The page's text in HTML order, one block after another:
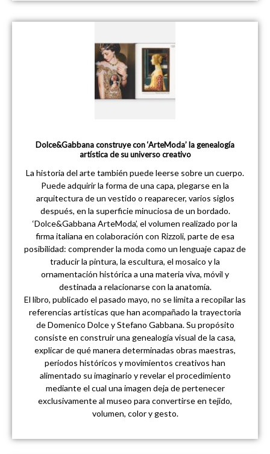
Dolce&Gabbana construye con ‘ArteModa’ la genealogía
artística de su universo creativo
La historia del arte también puede leerse sobre un cuerpo.
Puede adquirir la forma de una capa, plegarse en la
arquitectura de un vestido o reaparecer, varios siglos
después, en la superficie minuciosa de un bordado.
‘Dolce&Gabbana ArteModa’, el volumen realizado por la
firma italiana en colaboración con Rizzoli, parte de esa
posibilidad: comprender la moda como un lenguaje capaz de
traducir la pintura, la escultura, el mosaico y la
ornamentación histórica a una materia viva, móvil y
destinada a relacionarse con la anatomía.
El libro, publicado el pasado mayo, no se limita a recopilar las
referencias artísticas que han acompañado la trayectoria
de Domenico Dolce y Stefano Gabbana. Su propósito
consiste en construir una genealogía visual de la casa,
explicar de qué manera determinadas obras maestras,
periodos históricos y movimientos creativos han
alimentado su imaginario y revelar el procedimiento
mediante el cual una imagen deja de pertenecer
exclusivamente al museo para convertirse en tejido,
volumen, color y gesto.